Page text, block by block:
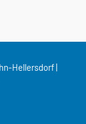
Hellersdorf |